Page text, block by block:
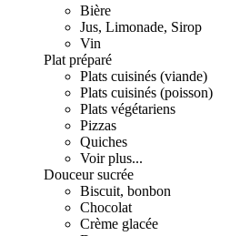
Bière
Jus, Limonade, Sirop
Vin
Plat préparé
Plats cuisinés (viande)
Plats cuisinés (poisson)
Plats végétariens
Pizzas
Quiches
Voir plus...
Douceur sucrée
Biscuit, bonbon
Chocolat
Crème glacée